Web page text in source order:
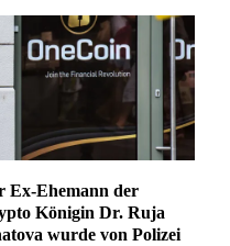
Ex-Ehemann der
Königin Dr. Ruja
wurde von Polizei